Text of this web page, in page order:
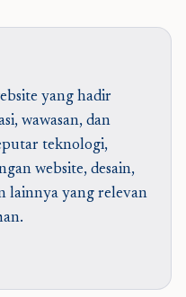
yang hadir
wawasan, dan
teknologi,
website, desain,
lainnya yang relevan